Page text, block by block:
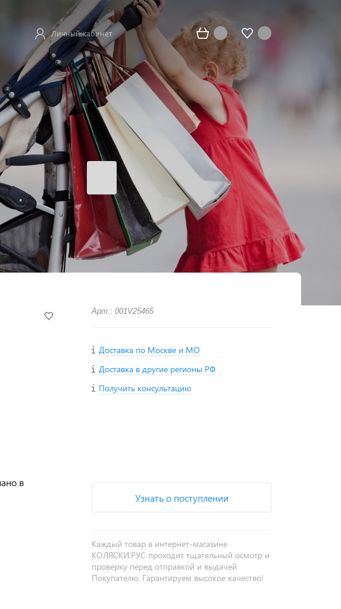
Личный кабинет
в
Арт.: 001V25465
Доставка по Москве и МО
Доставка в другие регионы РФ
Получить консультацию
Узнать о поступлении
Каждый товар в интернет-магазине
КОЛЯСКИ.РУС проходит тщательный осмотр и
проверку перед отправкой и выдачей
Покупателю. Гарантируем высокое качество!